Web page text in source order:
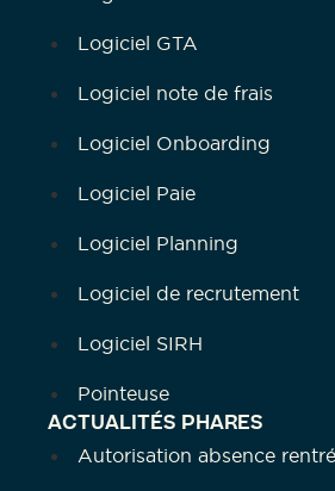
Logiciel GTA
Logiciel note de frais
Logiciel Onboarding
Logiciel Paie
Logiciel Planning
Logiciel de recrutement
Logiciel SIRH
Pointeuse
ACTUALITÉS PHARES
Autorisation absence